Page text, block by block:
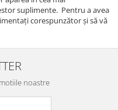
suplimente. Pentru a avea
corespunzător și să vă
noastre